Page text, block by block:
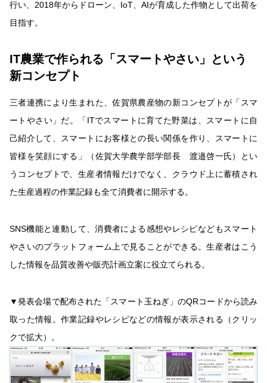
行い、2018年からドローン、IoT、AIが育成した作物として出荷を
目指す。
IT農業で作られる「スマートやさい」という
新コンセプト
三者連携により生まれた、佐賀県農産物の新コンセプトが「スマ
ートやさい」だ。「ITでスマートに育てた野菜は、スマートに自
己紹介して、スマートにお客様との長い関係を作り、スマートに
皆様を笑顔にする」（佐賀大学農学部学部長 渡邉啓一氏）とい
うコンセプトで、生産者情報だけでなく、クラウド上に蓄積され
た生産過程の作業記録も全て消費者に開示する。
SNS機能と連動して、消費者による感想やレシピなどもスマート
やさいのプラットフォーム上で見ることができる。生産者はこう
した情報を品質改善や販売計画立案に役立てられる。
▼発表会場で配布された「スマート玉ねぎ」のQRコードから読み
取った情報。作業記録やレシピなどの情報が表示される（クリッ
クで拡大）。